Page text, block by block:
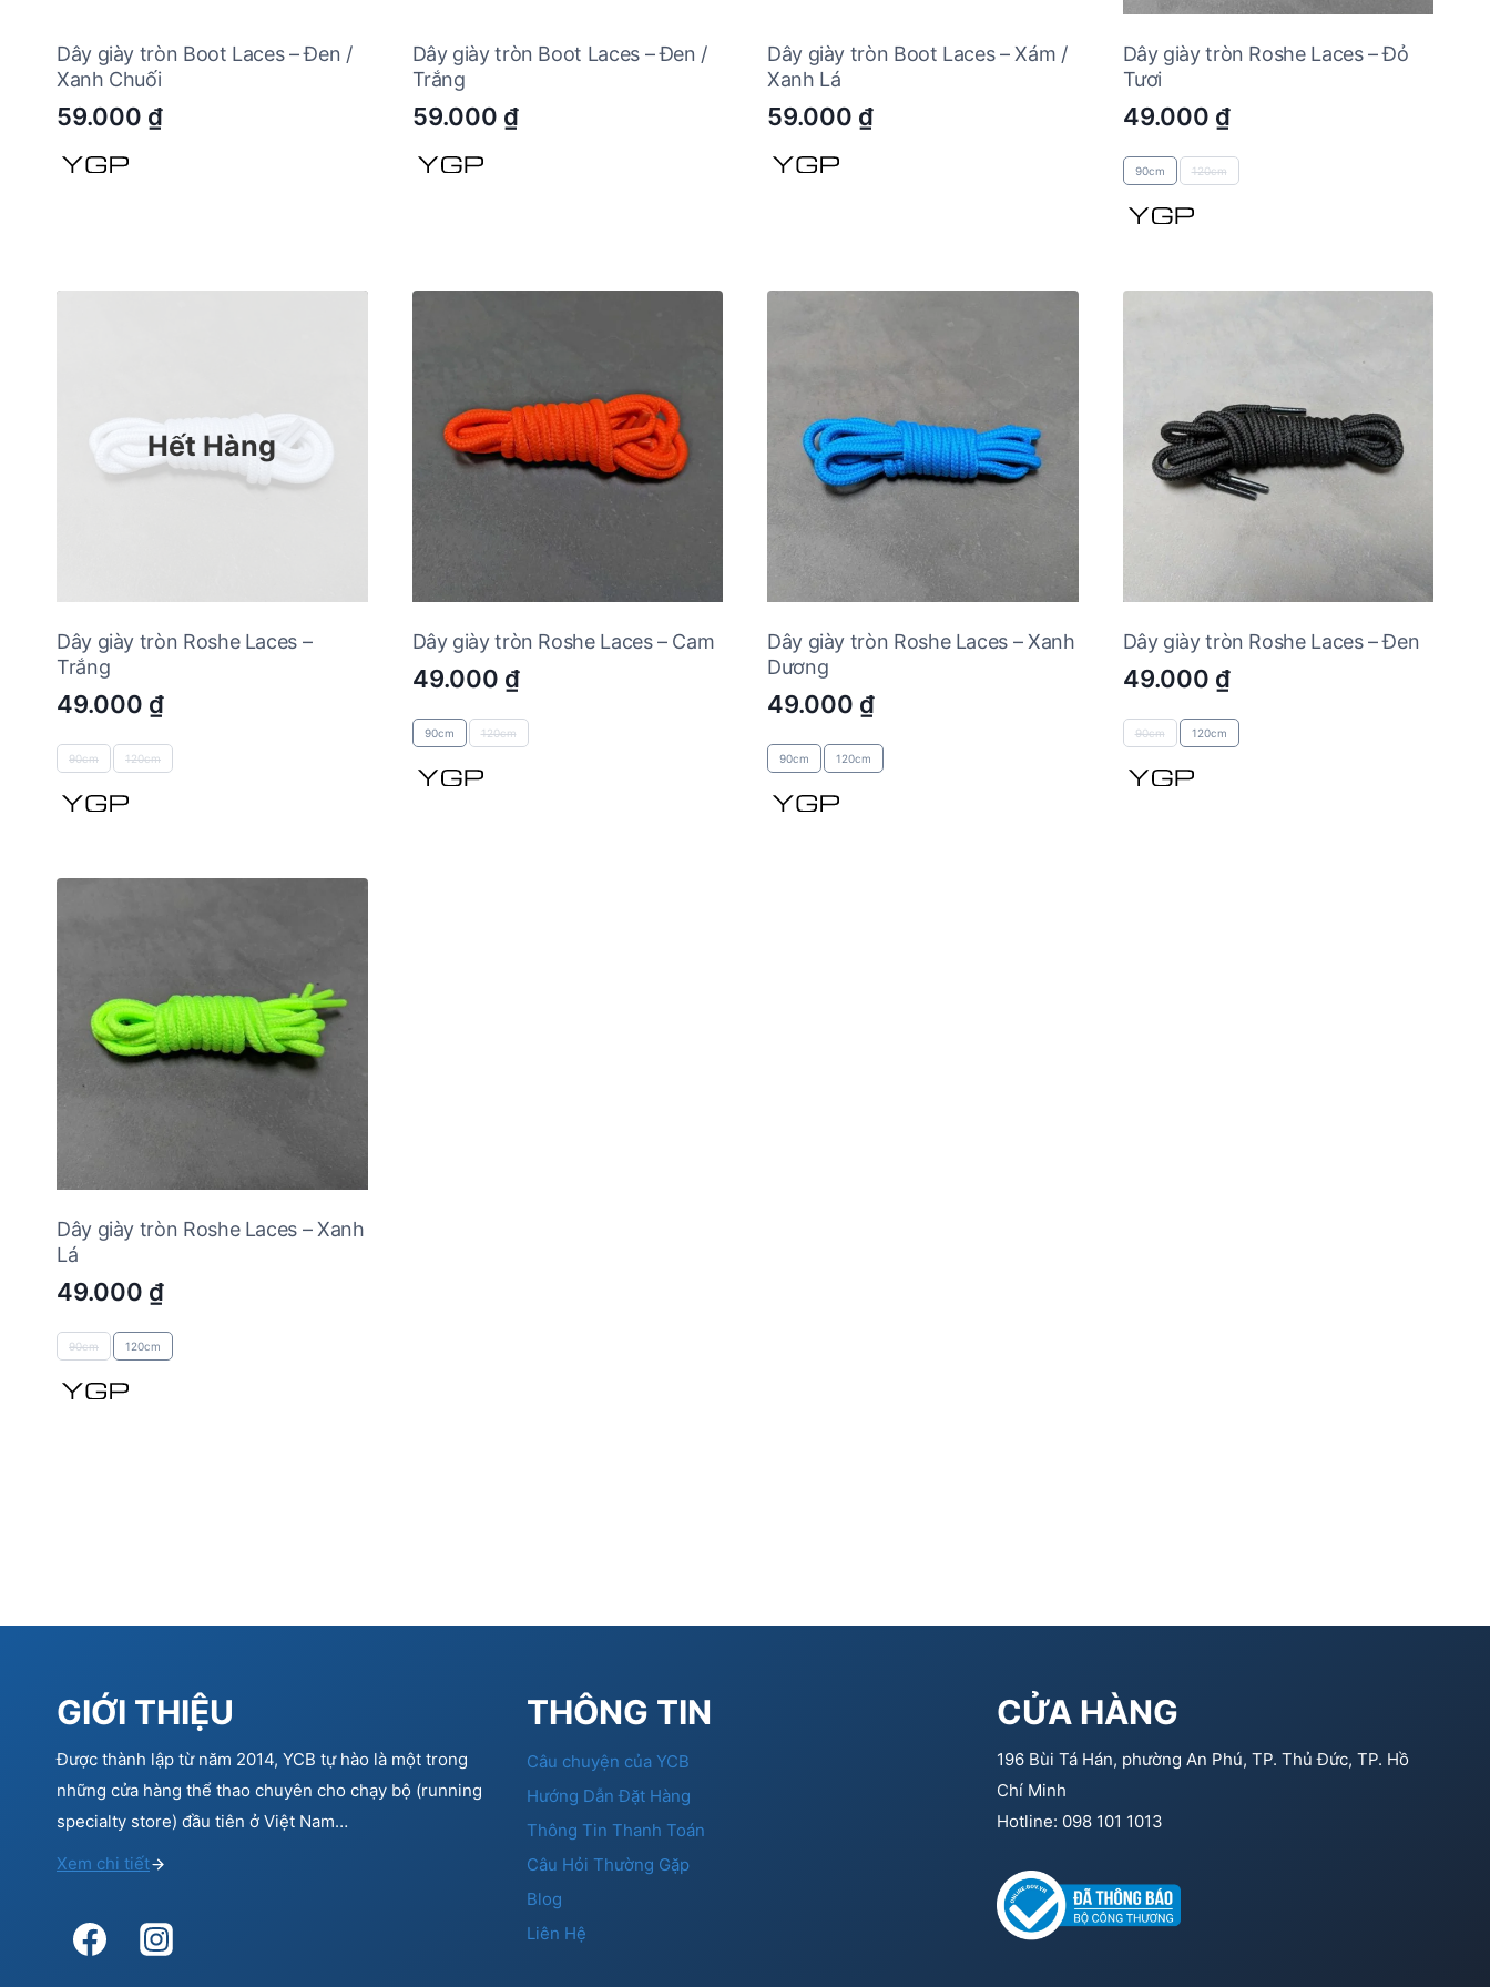
Dây giày tròn Boot Laces – Đen /
Xanh Chuối
59.000 ₫
Dây giày tròn Boot Laces – Đen /
Trắng
59.000 ₫
Dây giày tròn Boot Laces – Xám /
Xanh Lá
59.000 ₫
Dây giày tròn Roshe Laces – Đỏ
Tươi
49.000 ₫
90cm 120cm
Hết Hàng
Dây giày tròn Roshe Laces –
Trắng
49.000 ₫
90cm 120cm
Dây giày tròn Roshe Laces – Cam
49.000 ₫
90cm 120cm
Dây giày tròn Roshe Laces – Xanh
Dương
49.000 ₫
90cm 120cm
Dây giày tròn Roshe Laces – Đen
49.000 ₫
90cm 120cm
Dây giày tròn Roshe Laces – Xanh
Lá
49.000 ₫
90cm 120cm
GIỚI THIỆU
Được thành lập từ năm 2014, YCB tự hào là một trong
những cửa hàng thể thao chuyên cho chạy bộ (running
specialty store) đầu tiên ở Việt Nam…
Xem chi tiết
THÔNG TIN
Câu chuyện của YCB
Hướng Dẫn Đặt Hàng
Thông Tin Thanh Toán
Câu Hỏi Thường Gặp
Blog
Liên Hệ
CỬA HÀNG
196 Bùi Tá Hán, phường An Phú, TP. Thủ Đức, TP. Hồ
Chí Minh
Hotline: 098 101 1013